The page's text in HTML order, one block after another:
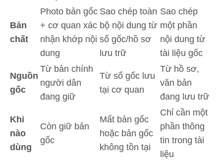
Bản
chất
Photo bản gốc
+ cơ quan xác
nhận khớp nội
dung
Sao chép toàn
bộ nội dung từ
sổ gốc/hồ sơ
lưu trữ
Sao chép
một phần
nội dung từ
tài liệu gốc
Nguồn
gốc
Từ bản chính
người dân
đang giữ
Từ sổ gốc lưu
tại cơ quan
Từ hồ sơ,
văn bản
đang lưu trữ
Khi
nào
dùng
Còn giữ bản
gốc
Mất bản gốc
hoặc bản gốc
không tồn tại
Chỉ cần một
phần thông
tin trong tài
liệu